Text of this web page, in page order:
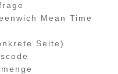
Mean Time
Seite)